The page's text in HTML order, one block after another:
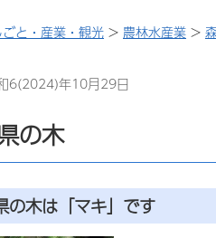
ごと・産業・観光 > 農林水産業 >
6(2024)年10月29日
の木
の木は「マキ」です